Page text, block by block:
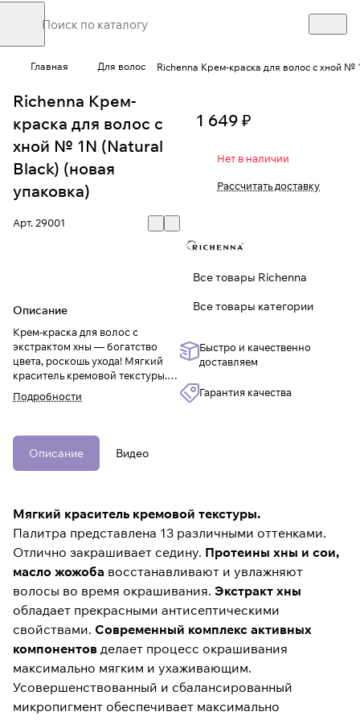
Главная Для волос Richenna Крем-краска для волос с хной №
Richenna Крем-
краска для волос с
хной № 1N (Natural
Black) (новая
упаковка)
Арт.29001
Описание
Крем-краска для волос с
экстрактом хны — богатство
цвета, роскошь ухода! Мягкий
краситель кремовой текстуры.
Протеины хны и сои, масло
увлажняют волосы во время
окрашивания.
Подробности
1 649 ₽
Нет в наличии
Рассчитать доставку
Все товары Richenna
Все товары категории
Быстро и качественно
доставляем
Гарантия качества
Описание Видео
Мягкий краситель кремовой текстуры.
Палитра представлена 13 различными оттенками.
Отлично закрашивает седину. Протеины хны и сои,
масло жожоба восстанавливают и увлажняют
волосы во время окрашивания. Экстракт хны
обладает прекрасными антисептическими
свойствами. Современный комплекс активных
компонентов делает процесс окрашивания
максимально мягким и ухаживающим.
Усовершенствованный и сбалансированный
микропигмент обеспечивает максимально